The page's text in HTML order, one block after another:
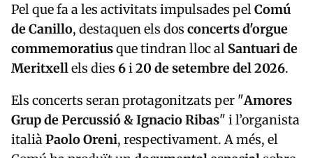
Pel que fa a les activitats impulsades pelComú
de Canillo, destaquen els dos concerts d'orgue
commemoratiusque tindran lloc al Santuari de
Meritxellels dies 6i20 de setembre del 2026.
Els concerts seran protagonitzats per "Amores
Grup de Percussió & Ignacio Ribas" i l’organista
italiàPaolo Oreni, respectivament. A més, el